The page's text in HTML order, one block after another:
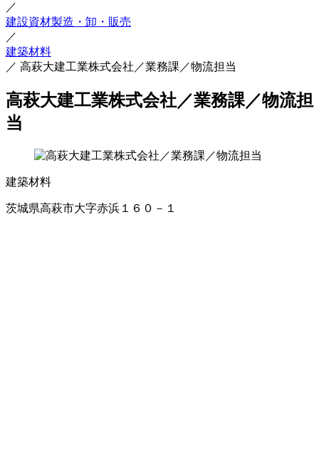
／
建設資材製造・卸・販売
／
建築材料
／ 高萩大建工業株式会社／業務課／物流担当
高萩大建工業株式会社／業務課／物流担
当
建築材料
茨城県高萩市大字赤浜１６０－１